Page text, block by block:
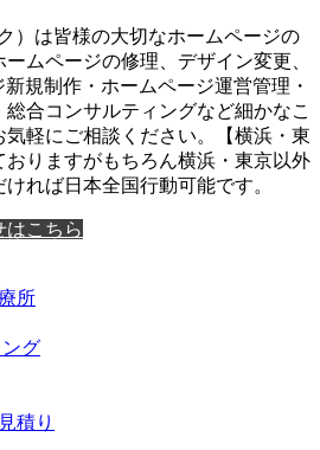
）は皆様の大切なホームページの
ムページの修理、デザイン変更、
規制作・ホームページ運営管理・
合コンサルティングなど細かなこ
気軽にご相談ください。【横浜・東
りますがもちろん横浜・東京以外
れば日本全国行動可能です。
はこちら
所
グ
積り